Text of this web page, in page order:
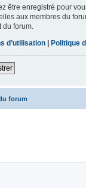
être enregistré pour
aux membres du
du forum.
d’utilisation
Politique
forum